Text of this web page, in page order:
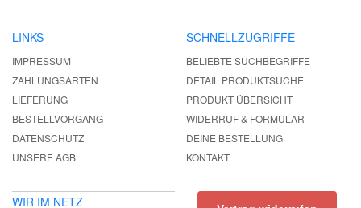
LINKS
IMPRESSUM
ZAHLUNGSARTEN
LIEFERUNG
BESTELLVORGANG
DATENSCHUTZ
UNSERE AGB
SCHNELLZUGRIFFE
BELIEBTE SUCHBEGRIFFE
DETAIL PRODUKTSUCHE
PRODUKT ÜBERSICHT
WIDERRUF & FORMULAR
DEINE BESTELLUNG
KONTAKT
WIR IM NETZ